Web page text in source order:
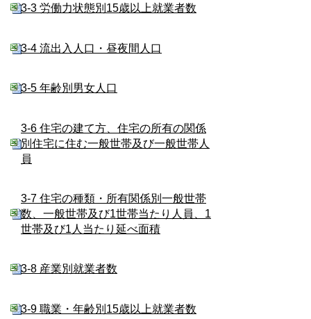
3-3 労働力状態別15歳以上就業者数
3-4 流出入人口・昼夜間人口
3-5 年齢別男女人口
3-6 住宅の建て方、住宅の所有の関係
別住宅に住む一般世帯及び一般世帯人
員
3-7 住宅の種類・所有関係別一般世帯
数、一般世帯及び1世帯当たり人員、1
世帯及び1人当たり延べ面積
3-8 産業別就業者数
3-9 職業・年齢別15歳以上就業者数